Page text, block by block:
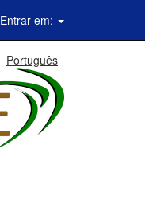
Entrar em:
Português